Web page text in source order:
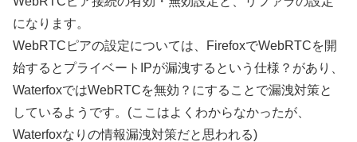
になります。
WebRTCピアの設定については、FirefoxでWebRTCを開
始するとプライベートIPが漏洩するという仕様？があり、
WaterfoxではWebRTCを無効？にすることで漏洩対策と
しているようです。(ここはよくわからなかったが、
Waterfoxなりの情報漏洩対策だと思われる)